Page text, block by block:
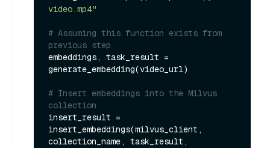
video.mp4"
# Assuming this function exists from
previous step
embeddings, task_result =
generate_embedding(video_url)
# Insert embeddings into the Milvus
collection
insert_result =
insert_embeddings(milvus_client,
collection_name, task_result,